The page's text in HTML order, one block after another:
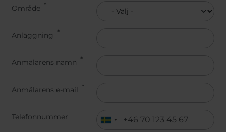
Choose your country:
Finland
Jamaica
Latvia
Område
Anläggning
Anmälarens namn
Anmälarens e-mail
Telefonnummer